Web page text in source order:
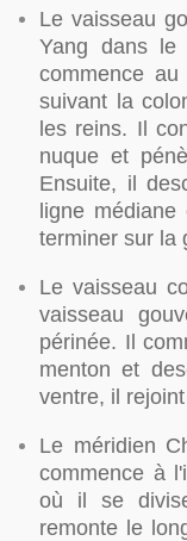
Le vaisseau
Yang dans
commence
suivant la
les reins. Il
nuque et
Ensuite, il
ligne
terminer sur la
Le vaisseau
vaisseau
périnée. Il
menton et
ventre, il
Le méridien
commence à
où il se
remonte le